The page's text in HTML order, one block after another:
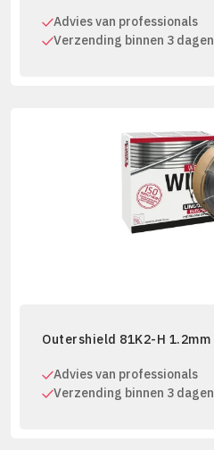
Advies van professionals
Verzending binnen 3 dagen
Outershield 81K2-H 1.2mm
Advies van professionals
Verzending binnen 3 dagen